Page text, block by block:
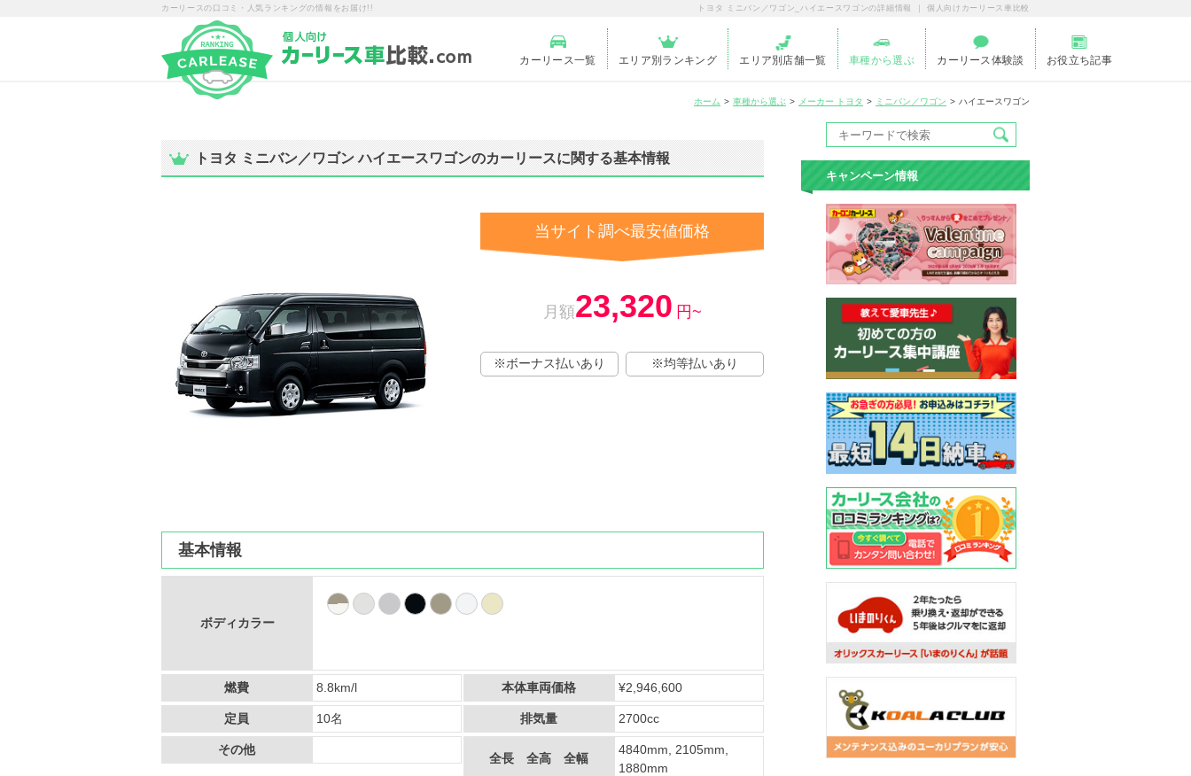
カーリースの口コミ・人気ランキングの情報をお届け!! トヨタ ミニバン／ワゴン_ハイエースワゴンの詳細情報 ｜ 個人向けカーリース車比較
カーリース一覧 エリア別ランキング エリア別店舗一覧 車種から選ぶ カーリース体験談 お役立ち記事
ホーム 車種から選ぶ メーカー トヨタ ミニバン／ワゴン ハイエースワゴン
トヨタ ミニバン／ワゴン ハイエースワゴンのカーリースに関する基本情報
当サイト調べ最安値価格
月額23,320 円~
※ボーナス払いあり ※均等払いあり
基本情報
ボディカラー
燃費 8.8km/l
定員 10名
その他
本体車両価格 ¥2,946,600
排気量 2700cc
全長 全高 全幅
4840mm, 2105mm,
1880mm
キャンペーン情報